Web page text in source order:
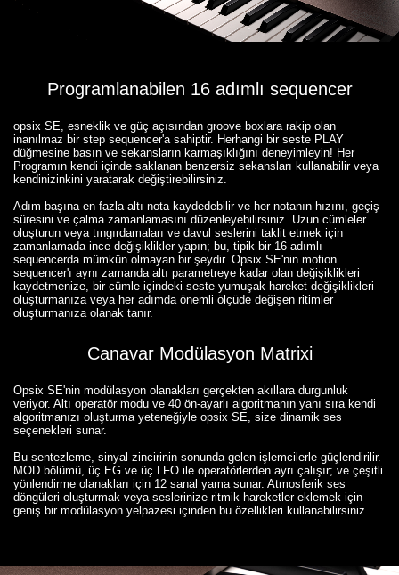
Programlanabilen 16 adımlı sequencer
opsix SE, esneklik ve güç açısından groove boxlara rakip olan
inanılmaz bir step sequencer'a sahiptir. Herhangi bir seste PLAY
düğmesine basın ve sekansların karmaşıklığını deneyimleyin! Her
Programın kendi içinde saklanan benzersiz sekansları kullanabilir veya
kendinizinkini yaratarak değiştirebilirsiniz.
Adım başına en fazla altı nota kaydedebilir ve her notanın hızını, geçiş
süresini ve çalma zamanlamasını düzenleyebilirsiniz. Uzun cümleler
oluşturun veya tıngırdamaları ve davul seslerini taklit etmek için
zamanlamada ince değişiklikler yapın; bu, tipik bir 16 adımlı
sequencerda mümkün olmayan bir şeydir. Opsix SE'nin motion
sequencer'ı aynı zamanda altı parametreye kadar olan değişiklikleri
kaydetmenize, bir cümle içindeki seste yumuşak hareket değişiklikleri
oluşturmanıza veya her adımda önemli ölçüde değişen ritimler
oluşturmanıza olanak tanır.
Canavar Modülasyon Matrixi
Opsix SE'nin modülasyon olanakları gerçekten akıllara durgunluk
veriyor. Altı operatör modu ve 40 ön-ayarlı algoritmanın yanı sıra kendi
algoritmanızı oluşturma yeteneğiyle opsix SE, size dinamik ses
seçenekleri sunar.
Bu sentezleme, sinyal zincirinin sonunda gelen işlemcilerle güçlendirilir.
MOD bölümü, üç EG ve üç LFO ile operatörlerden ayrı çalışır; ve çeşitli
yönlendirme olanakları için 12 sanal yama sunar. Atmosferik ses
döngüleri oluşturmak veya seslerinize ritmik hareketler eklemek için
geniş bir modülasyon yelpazesi içinden bu özellikleri kullanabilirsiniz.